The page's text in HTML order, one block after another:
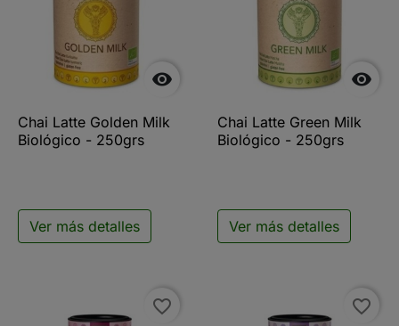

Chai Latte Golden Milk
Biológico - 250grs
Ver más detalles

Chai Latte Green Milk
Biológico - 250grs
Ver más detalles
favorite_border favorite_border